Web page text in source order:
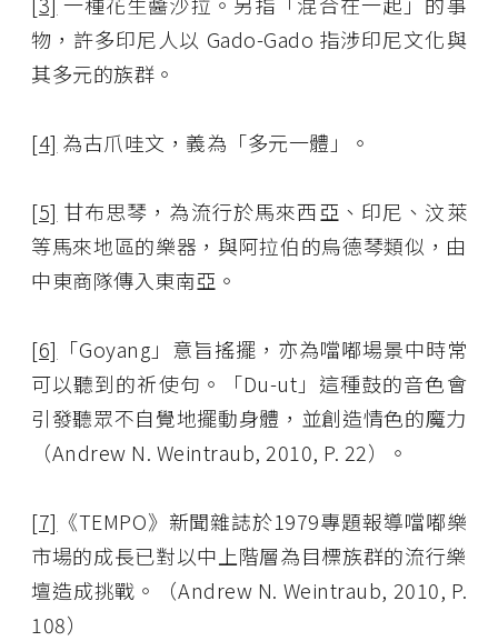
物，許多印尼人以 Gado-Gado 指涉印尼文化與
其多元的族群。
[4] 為古爪哇文，義為「多元一體」。
[5] 甘布思琴，為流行於馬來西亞、印尼、汶萊
等馬來地區的樂器，與阿拉伯的烏德琴類似，由
中東商隊傳入東南亞。
[6] 「Goyang」意旨搖擺，亦為噹嘟場景中時常
可以聽到的祈使句。「Du-ut」這種鼓的音色會
引發聽眾不自覺地擺動身體，並創造情色的魔力
（Andrew N. Weintraub, 2010, P. 22）。
[7] 《TEMPO》新聞雜誌於1979專題報導噹嘟樂
市場的成長已對以中上階層為目標族群的流行樂
壇造成挑戰。（Andrew N. Weintraub, 2010, P.
108）